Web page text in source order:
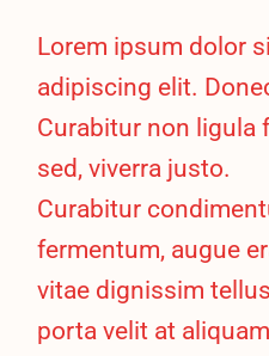
Lorem ipsum dolor
adipiscing elit.
Curabitur non ligula
sed, viverra justo.
Curabitur
fermentum, augue
vitae dignissim
porta velit at